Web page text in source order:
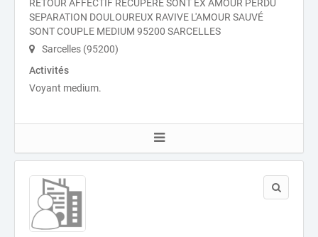
RETOUR AFFECTIF RECUPERE SONT EX AMOUR PERDU
SEPARATION DOULOUREUX RAVIVE L'AMOUR SAUVÉ
SONT COUPLE MEDIUM 95200 SARCELLES
Sarcelles (95200)
Activités
Voyant medium.